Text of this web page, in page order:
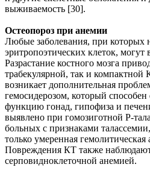
выживаемость [30].
Остеопороз при анемии
Любые заболевания, при которых
эритропоэтических клеток,
Разрастание костного мозга
трабекулярной, так и
возникает дополнительная
гемосидерозом, который способен
функцию гонад, гипофиза и
выявлено при гомозиготной P-
больных с признаками
только умеренная
Повреждения КТ также
серповидноклеточной анемией.